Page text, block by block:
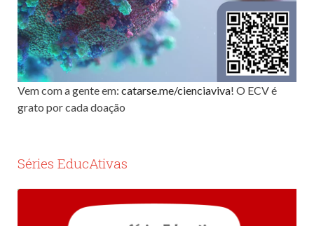
Vem com a gente em: catarse.me/cienciaviva! O ECV é
grato por cada doação
Séries EducAtivas